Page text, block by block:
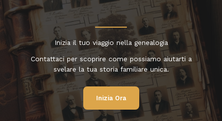
Inizia il tuo viaggio nella genealogia
Contattaci per scoprire come possiamo aiutarti a
svelare la tua storia familiare unica.
Inizia Ora